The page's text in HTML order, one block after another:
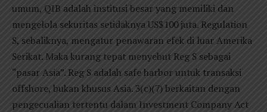
umum, QIB adalah institusi besar yang memiliki dan
mengelola sekuritas setidaknya US$100 juta. Regulation
S, sebaliknya, mengatur penawaran efek di luar Amerika
Serikat. Maka kurang tepat menyebut Reg S sebagai
“pasar Asia”. Reg S adalah safe harbor untuk transaksi
offshore, bukan khusus Asia. 3(c)(7) berkaitan dengan
pengecualian tertentu dalam Investment Company Act